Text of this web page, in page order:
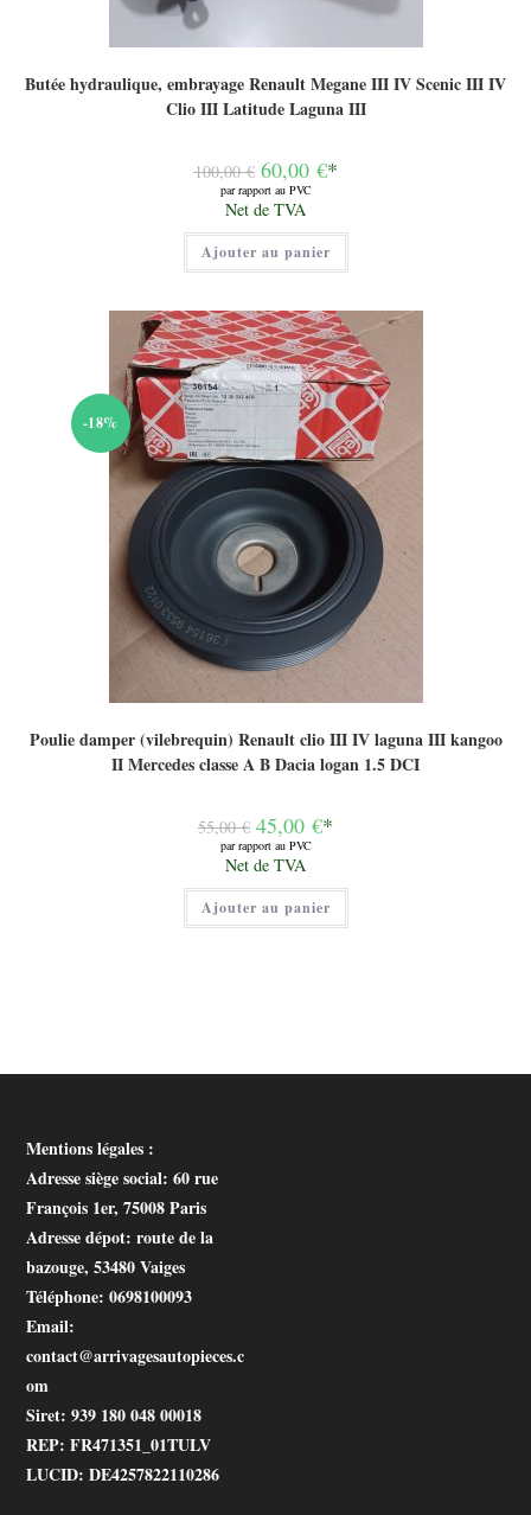
Butée hydraulique, embrayage Renault Megane III IV Scenic III IV
Clio III Latitude Laguna III
100,00€ Le
prix
initial
était :
100,00 €.
60,00 €*
par rapport au PVC
Le
prix
actuel
est :
60,00 €.
Net de TVA
Ajouter au panier
-18%
Poulie damper (vilebrequin) Renault clio III IV laguna III kangoo
II Mercedes classe A B Dacia logan 1.5 DCI
55,00€ Le
prix
initial
était :
55,00 €.
45,00 €*
par rapport au PVC
Le
prix
actuel
est :
45,00 €.
Net de TVA
Ajouter au panier
Mentions légales :
Adresse siège social: 60 rue
François 1er, 75008 Paris
Adresse dépot: route de la
bazouge, 53480 Vaiges
Téléphone: 0698100093
Email:
contact@arrivagesautopieces.c
om
Siret: 939 180 048 00018
REP: FR471351_01TULV
LUCID: DE4257822110286